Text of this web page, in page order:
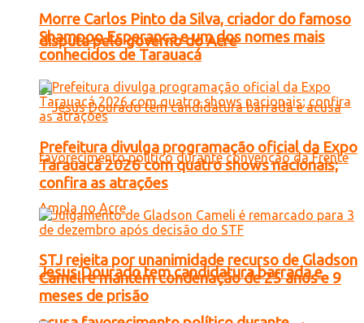
disputa pelo governo do Acre
Jesus Dourado tem candidatura barrada e
Morre Carlos Pinto da Silva, criador do famoso
Shampoo Esperança e um dos nomes mais
conhecidos de Tarauacá
Prefeitura divulga programação oficial da Expo
Tarauacá 2026 com quatro shows nacionais;
confira as atrações
STJ rejeita por unanimidade recurso de Gladson
Cameli e mantém condenação de 25 anos e 9
meses de prisão